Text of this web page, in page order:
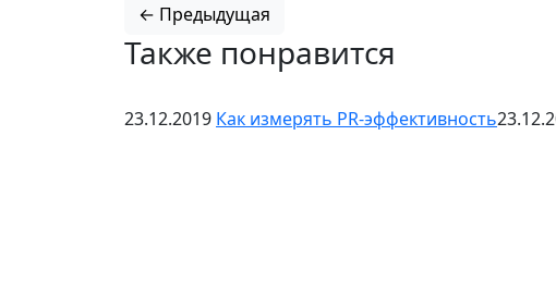
← Предыдущая
Также понравится
23.12.2019 Как измерять PR-эффективность